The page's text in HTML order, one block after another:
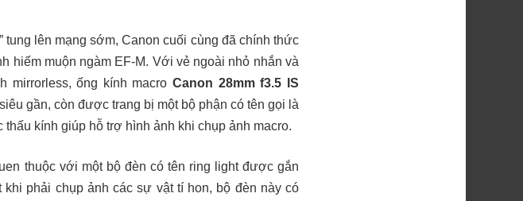
lên mạng sớm, Canon cuối cùng đã chính thức
hiếm muộn ngàm EF-M. Với vẻ ngoài nhỏ nhắn và
mirrorless, ống kính macroCanon 28mm f3.5 IS
gần, còn được trang bị một bộ phận có tên gọi là
kính giúp hỗ trợ hình ảnh khi chụp ảnh macro.
thuộc với một bộ đèn có tên ring light được gắn
phải chụp ảnh các sự vật tí hon, bộ đèn này có